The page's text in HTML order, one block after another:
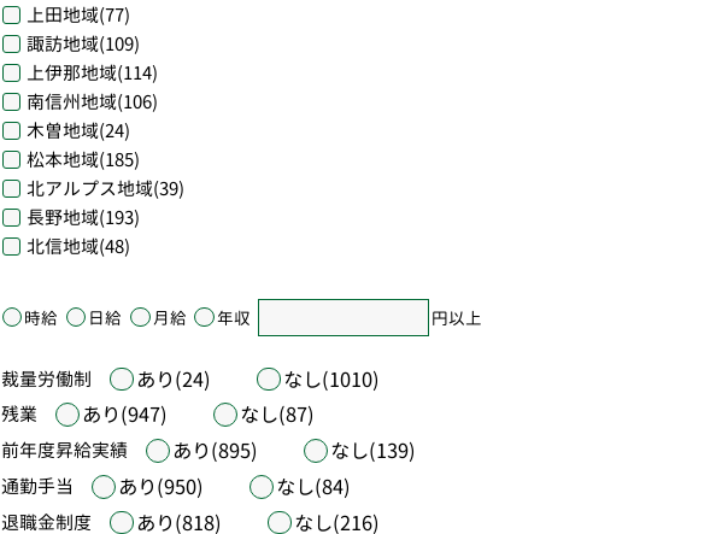
上田地域(77)
諏訪地域(109)
上伊那地域(114)
南信州地域(106)
木曽地域(24)
松本地域(185)
北アルプス地域(39)
長野地域(193)
北信地域(48)
時給 日給 月給 年収 円以上
裁量労働制 あり(24) なし(1010)
残業 あり(947) なし(87)
前年度昇給実績 あり(895) なし(139)
通勤手当 あり(950) なし(84)
退職金制度 あり(818) なし(216)